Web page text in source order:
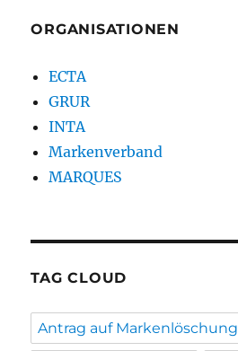
ORGANISATIONEN
ECTA
GRUR
INTA
Markenverband
MARQUES
TAG CLOUD
Antrag auf Markenlöschung